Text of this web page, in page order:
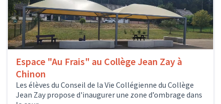
Espace "Au Frais" au Collège Jean Zay à
Chinon
Les élèves du Conseil de la Vie Collégienne du Collège
Jean Zay propose d'inaugurer une zone d’ombrage dans